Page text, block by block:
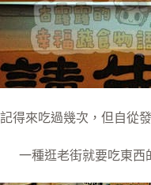
得來吃過幾次，但自從
一種逛老街就要吃東西